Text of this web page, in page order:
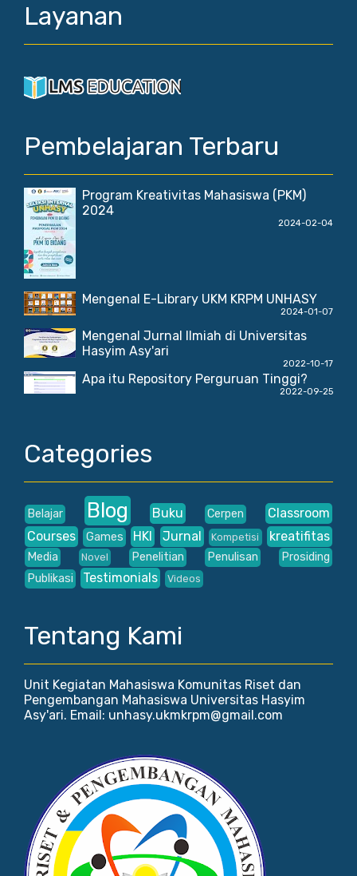
Layanan
Pembelajaran Terbaru
Program Kreativitas Mahasiswa (PKM)
2024
2024-02-04
Mengenal E-Library UKM KRPM UNHASY
2024-01-07
Mengenal Jurnal Ilmiah di Universitas
Hasyim Asy'ari
2022-10-17
Apa itu Repository Perguruan Tinggi?
2022-09-25
Categories
Belajar Blog Buku Cerpen
Classroom
Courses
Games HKI Jurnal Kompetisi kreatifitas
Media Novel Penelitian Penulisan
Prosiding
Publikasi
Testimonials Videos
Tentang Kami
Unit Kegiatan Mahasiswa Komunitas Riset dan
Pengembangan Mahasiswa Universitas Hasyim
Asy'ari. Email: unhasy.ukmkrpm@gmail.com